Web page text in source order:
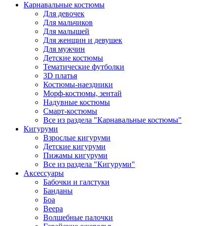
Карнавальные костюмы
Для девочек
Для мальчиков
Для малышей
Для женщин и девушек
Для мужчин
Детские костюмы
Тематические футболки
3D платья
Костюмы-наездники
Морф-костюмы, зентай
Надувные костюмы
Смарт-костюмы
Все из раздела "Карнавальные костюмы"
Кигуруми
Взрослые кигуруми
Детские кигуруми
Пижамы кигуруми
Все из раздела "Кигуруми"
Аксессуары
Бабочки и галстуки
Банданы
Боа
Веера
Волшебные палочки